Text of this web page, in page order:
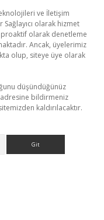
ve İletişim
Sağlayıcı olarak hizmet
olarak denetleme
Ancak, üyelerimiz
olup, siteye üye olarak
düşündüğünüz
adresine bildirmeniz
kaldırılacaktır.